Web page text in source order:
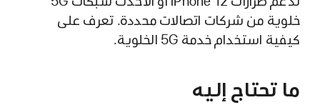
خلوية من شركات اتصالات محددة. تعرف على
كيفية استخدام خدمة 5G الخلوية.
ما تحتاج إليه